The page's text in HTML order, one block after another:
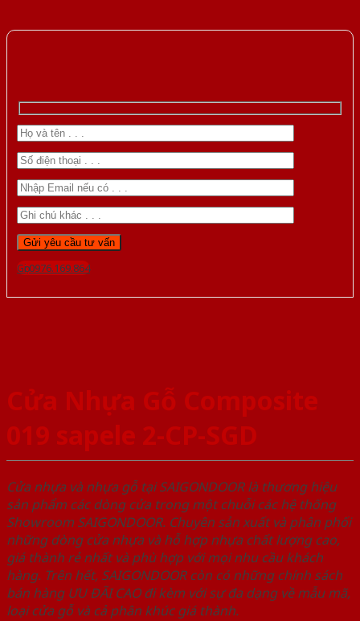
Gọi 0976.169.864
Cửa Nhựa Gỗ Composite
019 sapele 2-CP-SGD
Cửa nhựa và nhựa gỗ tại SAIGONDOOR là thương hiệu
sản phẩm các dòng cửa trong một chuỗi các hệ thống
Showroom SAIGONDOOR. Chuyên sản xuất và phân phối
những dòng cửa nhựa và hỗ hợp nhựa chất lượng cao,
giá thành rẻ nhất và phù hợp với mọi nhu cầu khách
hàng. Trên hết, SAIGONDOOR còn có những chính sách
bán hàng ƯU ĐÃI CAO đi kèm với sự đa dạng về mẫu mã,
loại cửa gỗ và cả phân khúc giá thành.